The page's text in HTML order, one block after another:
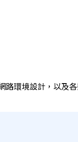
環境設計，以及